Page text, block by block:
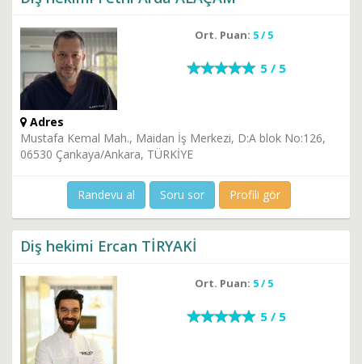
Ort. Puan: 5 / 5
5 / 5
Adres
Mustafa Kemal Mah., Maidan İş Merkezi, D:A blok No:126,
06530 Çankaya/Ankara, TÜRKİYE
Randevu al Soru sor Profili gör
Diş hekimi Ercan TİRYAKİ
Ort. Puan: 5 / 5
5 / 5